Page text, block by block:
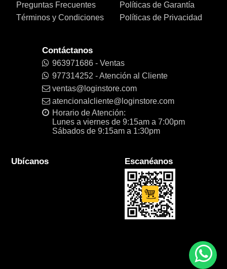
Preguntas Frecuentes
Términos y Condiciones
Políticas de Garantía
Políticas de Privacidad
Contáctanos
963971686 - Ventas
977314252 - Atención al Cliente
ventas@loginstore.com
atencionalcliente@loginstore.com
Horario de Atención:
Lunes a viernes de 9:15am a 7:00pm
Sábados de 9:15am a 1:30pm
Ubícanos Escanéanos